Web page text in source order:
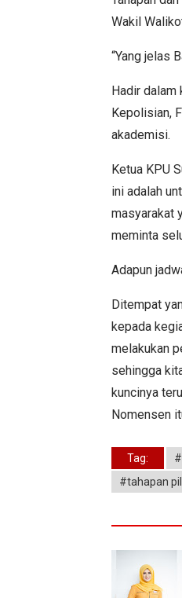
Wakil
“Yang jelas
Hadir dalam
Kepolisian,
akademisi.
Ketua KPU
ini adalah
masyarakat
meminta
Adapun
Ditempat
kepada
melakukan
sehingga
kuncinya
Nomensen
Tag:
#tahapan